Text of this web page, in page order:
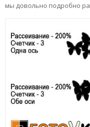
мы довольно подробно